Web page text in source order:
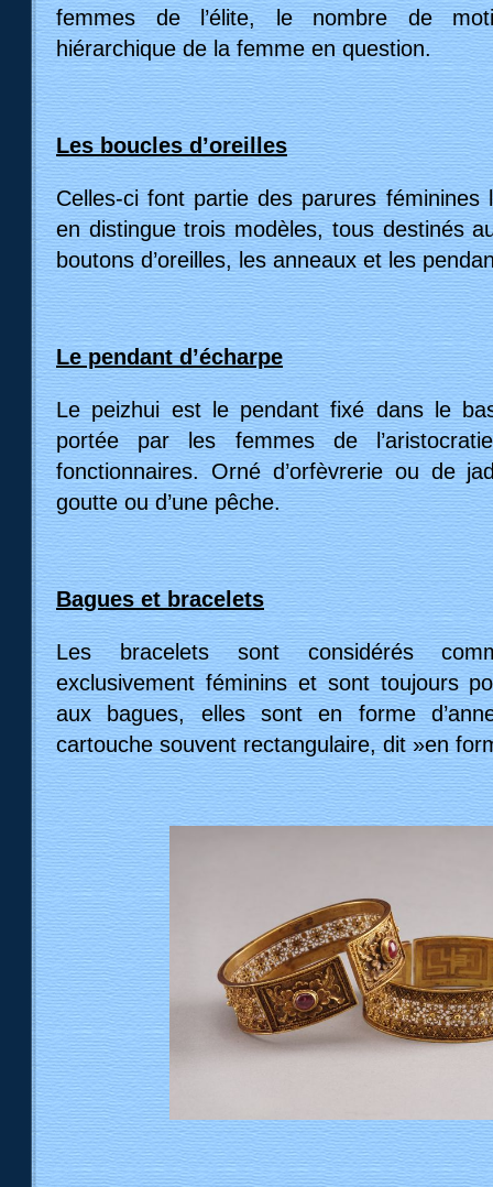
femmes de l’élite, le nombre de
hiérarchique de la femme en question.
Les boucles d’oreilles
Celles-ci font partie des parures féminines
en distingue trois modèles, tous destinés
boutons d’oreilles, les anneaux et les
Le pendant d’écharpe
Le peizhui est le pendant fixé dans le
portée par les femmes de
fonctionnaires. Orné d’orfèvrerie ou de
goutte ou d’une pêche.
Bagues et bracelets
Les bracelets sont considérés
exclusivement féminins et sont toujours
aux bagues, elles sont en forme
cartouche souvent rectangulaire, dit »en